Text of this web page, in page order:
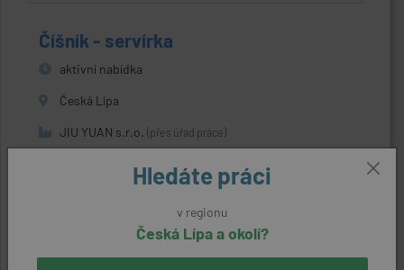
Číšník - servírka
aktivní nabídka
Česká Lípa
JIU YUAN s.r.o. (přes úřad práce)
Pomocný kuchař (m/ž)
Hledáte práci
v regionu
Česká Lípa a okolí?